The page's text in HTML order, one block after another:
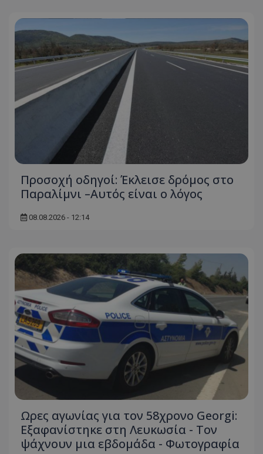
Προσοχή οδηγοί: Έκλεισε δρόμος στο
Παραλίμνι –Αυτός είναι ο λόγος
08.08.2026 - 12:14
Ωρες αγωνίας για τον 58χρονο Georgi:
Εξαφανίστηκε στη Λευκωσία - Toν
ψάχνουν μια εβδομάδα - Φωτογραφία